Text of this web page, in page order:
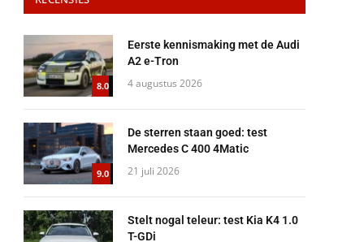
8.0
Eerste kennismaking met de Audi
A2 e-Tron
4 augustus 2026
9.0
De sterren staan goed: test
Mercedes C 400 4Matic
21 juli 2026
Stelt nogal teleur: test Kia K4 1.0
T-GDi